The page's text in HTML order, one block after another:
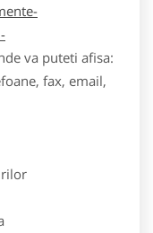
va puteti afisa:
fax, email,